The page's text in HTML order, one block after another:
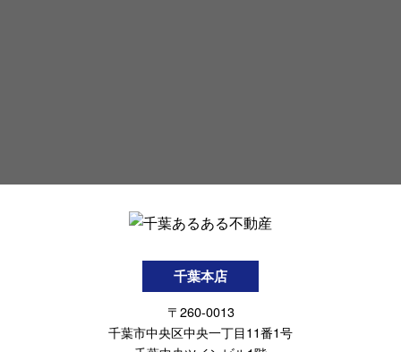
千葉本店
〒260-0013
千葉市中央区中央一丁目11番1号